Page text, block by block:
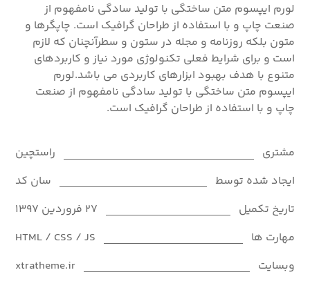
لورم ایپسوم متن ساختگی با تولید سادگی نامفهوم از
صنعت چاپ و با استفاده از طراحان گرافیک است. چاپگرها و
متون بلکه روزنامه و مجله در ستون و سطرآنچنان که لازم
است و برای شرایط فعلی تکنولوژی مورد نیاز و کاربردهای
متنوع با هدف بهبود ابزارهای کاربردی می باشد.لورم
ایپسوم متن ساختگی با تولید سادگی نامفهوم از صنعت
چاپ و با استفاده از طراحان گرافیک است.
مشتری
راستچین
ایجاد شده توسط
سان کد
تاریخ تکمیل
۲۷ فروردین ۱۳۹۷
مهارت ها
HTML / CSS / JS
وبسایت
xtratheme.ir